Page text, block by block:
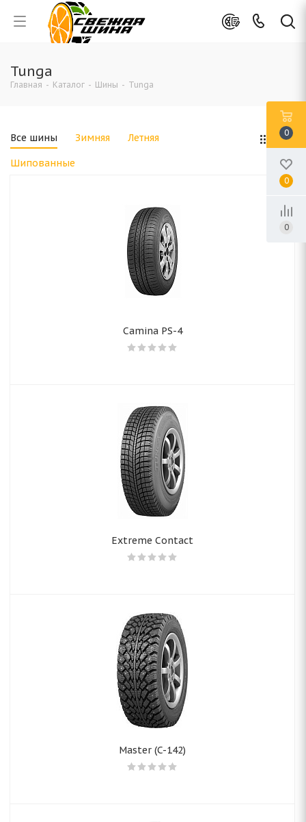
Tunga
Главная - Каталог - Шины - Tunga
Все шины Зимняя Летняя
Шипованные
Camina PS-4
Extreme Contact
Master (C-142)
0
0
0